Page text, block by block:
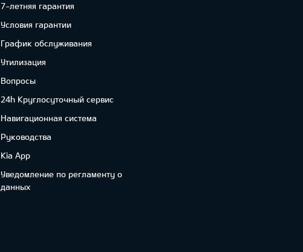
7-летняя гарантия
Условия гарантии
График обслуживания
Утилизация
Вопросы
24h Круглосуточный сервис
Навигационная система
Руководства
Kia App
Уведомление по регламенту о
данных